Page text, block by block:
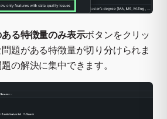
る特徴量のみ表示ボタンをクリッ
題がある特徴量が切り分けられま
の解決に集中できます。